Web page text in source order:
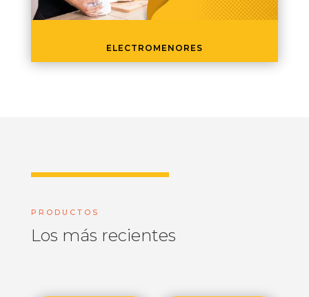
ELECTROMENORES
PRODUCTOS
Los más recientes